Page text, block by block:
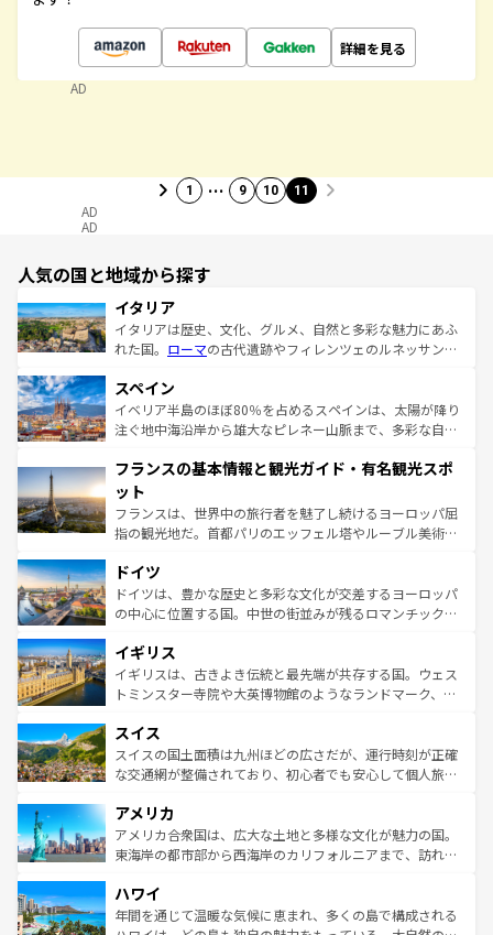
詳細を見る
AD
1 … 9 10 11
AD
AD
人気の国と地域から探す
イタリア
イタリアは歴史、文化、グルメ、自然と多彩な魅力にあふ
れた国。 ローマの古代遺跡やフィレンツェのルネッサンス
ろん、トスカーナの美しい田園風景やアマルフィ海岸の絶
景など、自然景観も見逃せない。観光の合間には、本場の
ピザやパスタなど、絶品のイタリア料理を堪能することも
ませてくれるイタリアで、忘れられない旅をしてみよう！
なお、新着のイタリア情報は
しい。
スペイン
イベリア半島のほぼ80％を占めるスペインは、太陽が降り
注ぐ地中海沿岸から雄大なピレネー山脈まで、多彩な自然
文化が根付くこの国では、情熱的なフラメンコ、熱気あふ
れる闘牛、そして美味しいタパスが生活の一部となってい
る。首都マドリードの洗練された雰囲気や、バルセロナの
アートに溢れた街角から、地方では古代ローマ遺跡や中世
せる。地方によって風土や気候が異なるスペインはその個
性で訪れる人を魅了する。 なお、新着のスペイン情報は コ
ンテンツ一覧を参照してほしい。
フランスの基本情報と観光ガイド・有名観光スポ
ット
フランスは、世界中の旅行者を魅了し続けるヨーロッパ屈
指の観光地だ。首都パリのエッフェル塔やルーブル美術館
で、幅広い魅力が詰まっている。華麗な宮殿、歴史的な大
聖堂、美しいビーチ、そして豊かな自然が、訪れる者を心
から魅了する。また、フランスは美食の国としても知ら
いる。シャンパンの発祥地であるランス、プロヴァンスの
香り高いラベンダー畑など、多彩な楽しみ方が可能だ。さ
らに、パリ以外の地域にも魅力が溢れており、どの街角に
れる地方に足を運ぶとそれぞれで全く異なる文化を体験で
きるだろう。 なお、新着のフランス情報はコンテンツ一覧
を参照してほしい。
ドイツ
ドイツは、豊かな歴史と多彩な文化が交差するヨーロッパ
の中心に位置する国。中世の街並みが残るロマンチック街
顔を持つこの国は、どこを歩いても飽きることがない。ベ
ルリンの文化的活気、バイエルン州のアルプスの絶景、そ
してライン川沿いのワイン畑といった風景は必見。ビール
は、お酒好きな人にはぜひ体験してほしい。 なお、新着の
ドイツ情報はコンテンツ一覧を参照してほしい。
イギリス
イギリスは、古きよき伝統と最先端が共存する国。ウェス
トミンスター寺院や大英博物館のようなランドマーク、歴
リアごとに異なる魅力がある。また、優雅なアフタヌーン
ティー、ビール好きにはたまらない英国パブ、サッカー観
戦など、本場だからこそできる体験も豊富。イギリスを旅
ンツ一覧を参照してほしい。
スイス
スイスの国土面積は九州ほどの広さだが、運行時刻が正確
な交通網が整備されており、初心者でも安心して個人旅行
の建物がそのまま残る町や、スイスならではのユニークな
博物館もあり、アルプス観光だけでなく町歩きも満喫する
ことができる。国民の所得が高いため物価も高いが、旅行
ば市内交通費無料で観光を楽しむこともできる。 なお、新
着のスイス情報はコンテンツ一覧 を参照してほしい。
アメリカ
アメリカ合衆国は、広大な土地と多様な文化が魅力の国。
東海岸の都市部から西海岸のカリフォルニアまで、訪れる
のような巨大都市は、観光、ショッピング、エンターテイ
ンメントが詰まった刺激的なスポットだ。一方、アメリカ
ハワイ
年間を通じて温暖な気候に恵まれ、多くの島で構成される